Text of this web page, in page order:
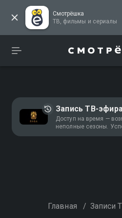
Смотрёшка
ТВ, фильмы и сериалы
Запись ТВ-
Доступ на время —
неполные сезоны.
Главная / Записи